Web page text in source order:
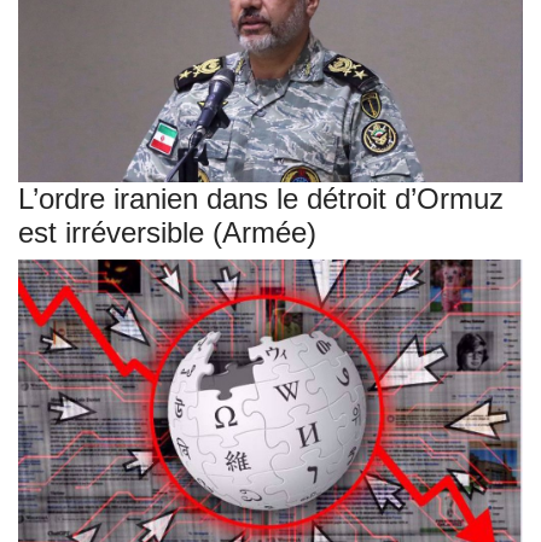
L’ordre iranien dans le détroit d’Ormuz
est irréversible (Armée)